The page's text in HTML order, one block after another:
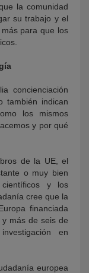
la comunidad
su trabajo y el
para que los
concienciación
también indican
los mismos
y por qué
de la UE, el
o muy bien
científicos y los
cree que la
financiada
más de seis de
en
europea